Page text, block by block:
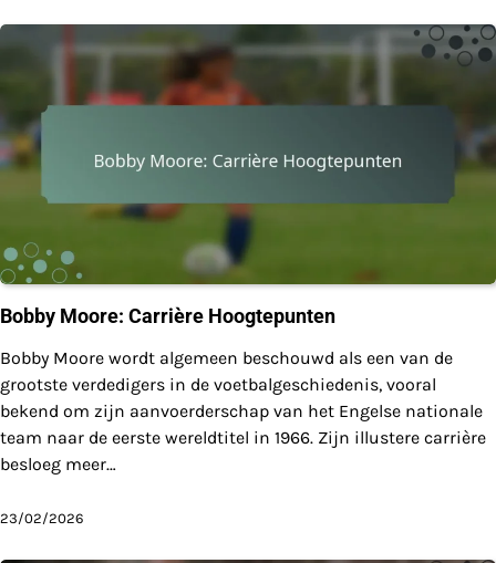
Bobby Moore: Carrière Hoogtepunten
Bobby Moore wordt algemeen beschouwd als een van de
grootste verdedigers in de voetbalgeschiedenis, vooral
bekend om zijn aanvoerderschap van het Engelse nationale
team naar de eerste wereldtitel in 1966. Zijn illustere carrière
besloeg meer…
23/02/2026